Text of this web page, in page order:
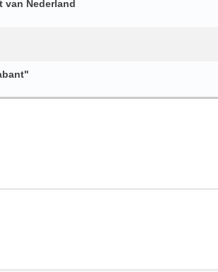
van Nederland